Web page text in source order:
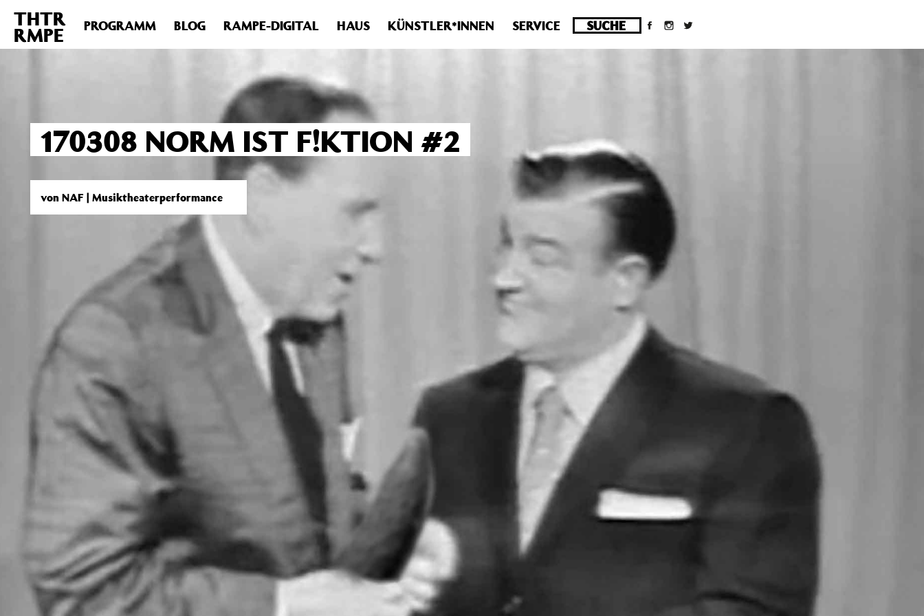
Deprecated : Die Funktion post_permalink ist seit Version 4.4.0 veraltet! Verwende stattdessen get_permalink(). in /homepages/10/d43051023/htdocs/wordpress/wp-
includes/functions.phpon line6031
THTR
RMPE PROGRAMM BLOG RAMPE-DIGITAL HAUS KÜNSTLER*INNEN SERVICE
170308 NORM IST F!KTION #2
von NAF | Musiktheaterperformance